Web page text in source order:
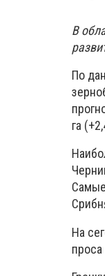
В
По
га
На